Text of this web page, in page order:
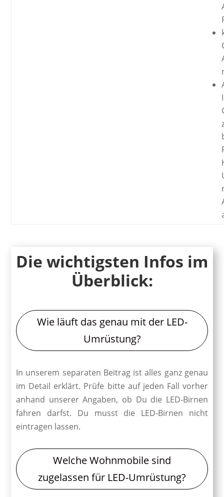
Die wichtigsten Infos im
Überblick:
Wie läuft das genau mit der LED-
Umrüstung?
In unserem separaten Beitrag ist alles ganz genau
im Detail erklärt. Prüfe bitte auf jeden Fall vorher
anhand unserer Angaben, ob Du die LED-Birnen
fahren darfst. Du musst die LED-Birnen nicht
eintragen lassen.
Welche Wohnmobile sind
zugelassen für LED-Umrüstung?